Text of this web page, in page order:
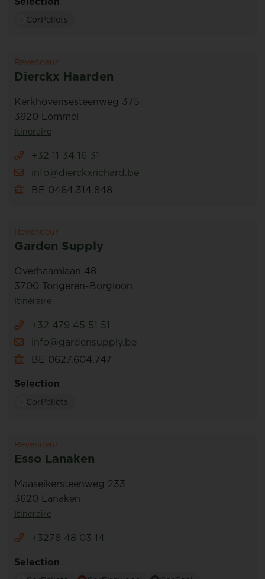
CorPellets
Revendeur
Dierckx Haarden
Kerkhovensesteenweg 375
3920 Lommel
Itinéraire
+32 11 34 16 31
info@dierckxrichard.be
BE 0464.314.848
Revendeur
Garden Supply
Overhaamlaan 48
3700 Tongeren-Borgloon
Itinéraire
+32 479 45 51 51
info@gardensupply.be
BE 0627.604.747
Selection
CorPellets
Revendeur
Esso Lanaken
Maaseikersteenweg 233
3620 Lanaken
Itinéraire
+3278 48 03 14
Selection